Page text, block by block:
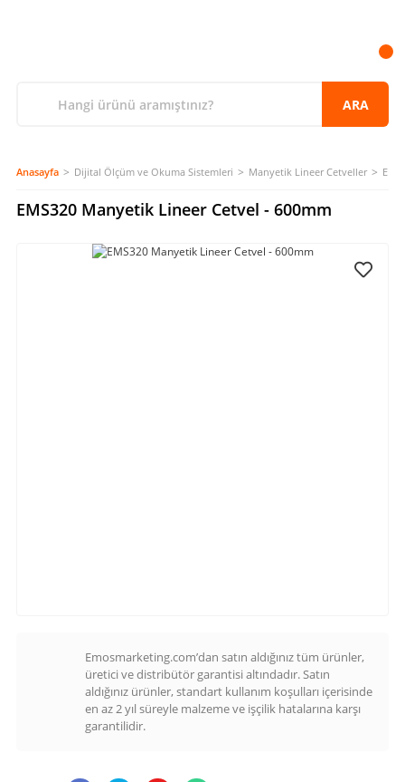
ARA
Anasayfa Dijital Ölçüm ve Okuma Sistemleri Manyetik Lineer Cetveller
EMS320 Manyetik Lineer Cetvel - 600mm
Emosmarketing.com’dan satın aldığınız tüm ürünler,
üretici ve distribütör garantisi altındadır. Satın
aldığınız ürünler, standart kullanım koşulları içerisinde
en az 2 yıl süreyle malzeme ve işçilik hatalarına karşı
garantilidir.